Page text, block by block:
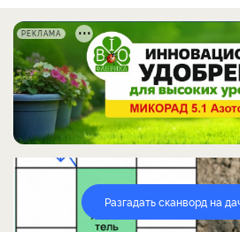
РЕКЛАМА
Разгадать сканворд на